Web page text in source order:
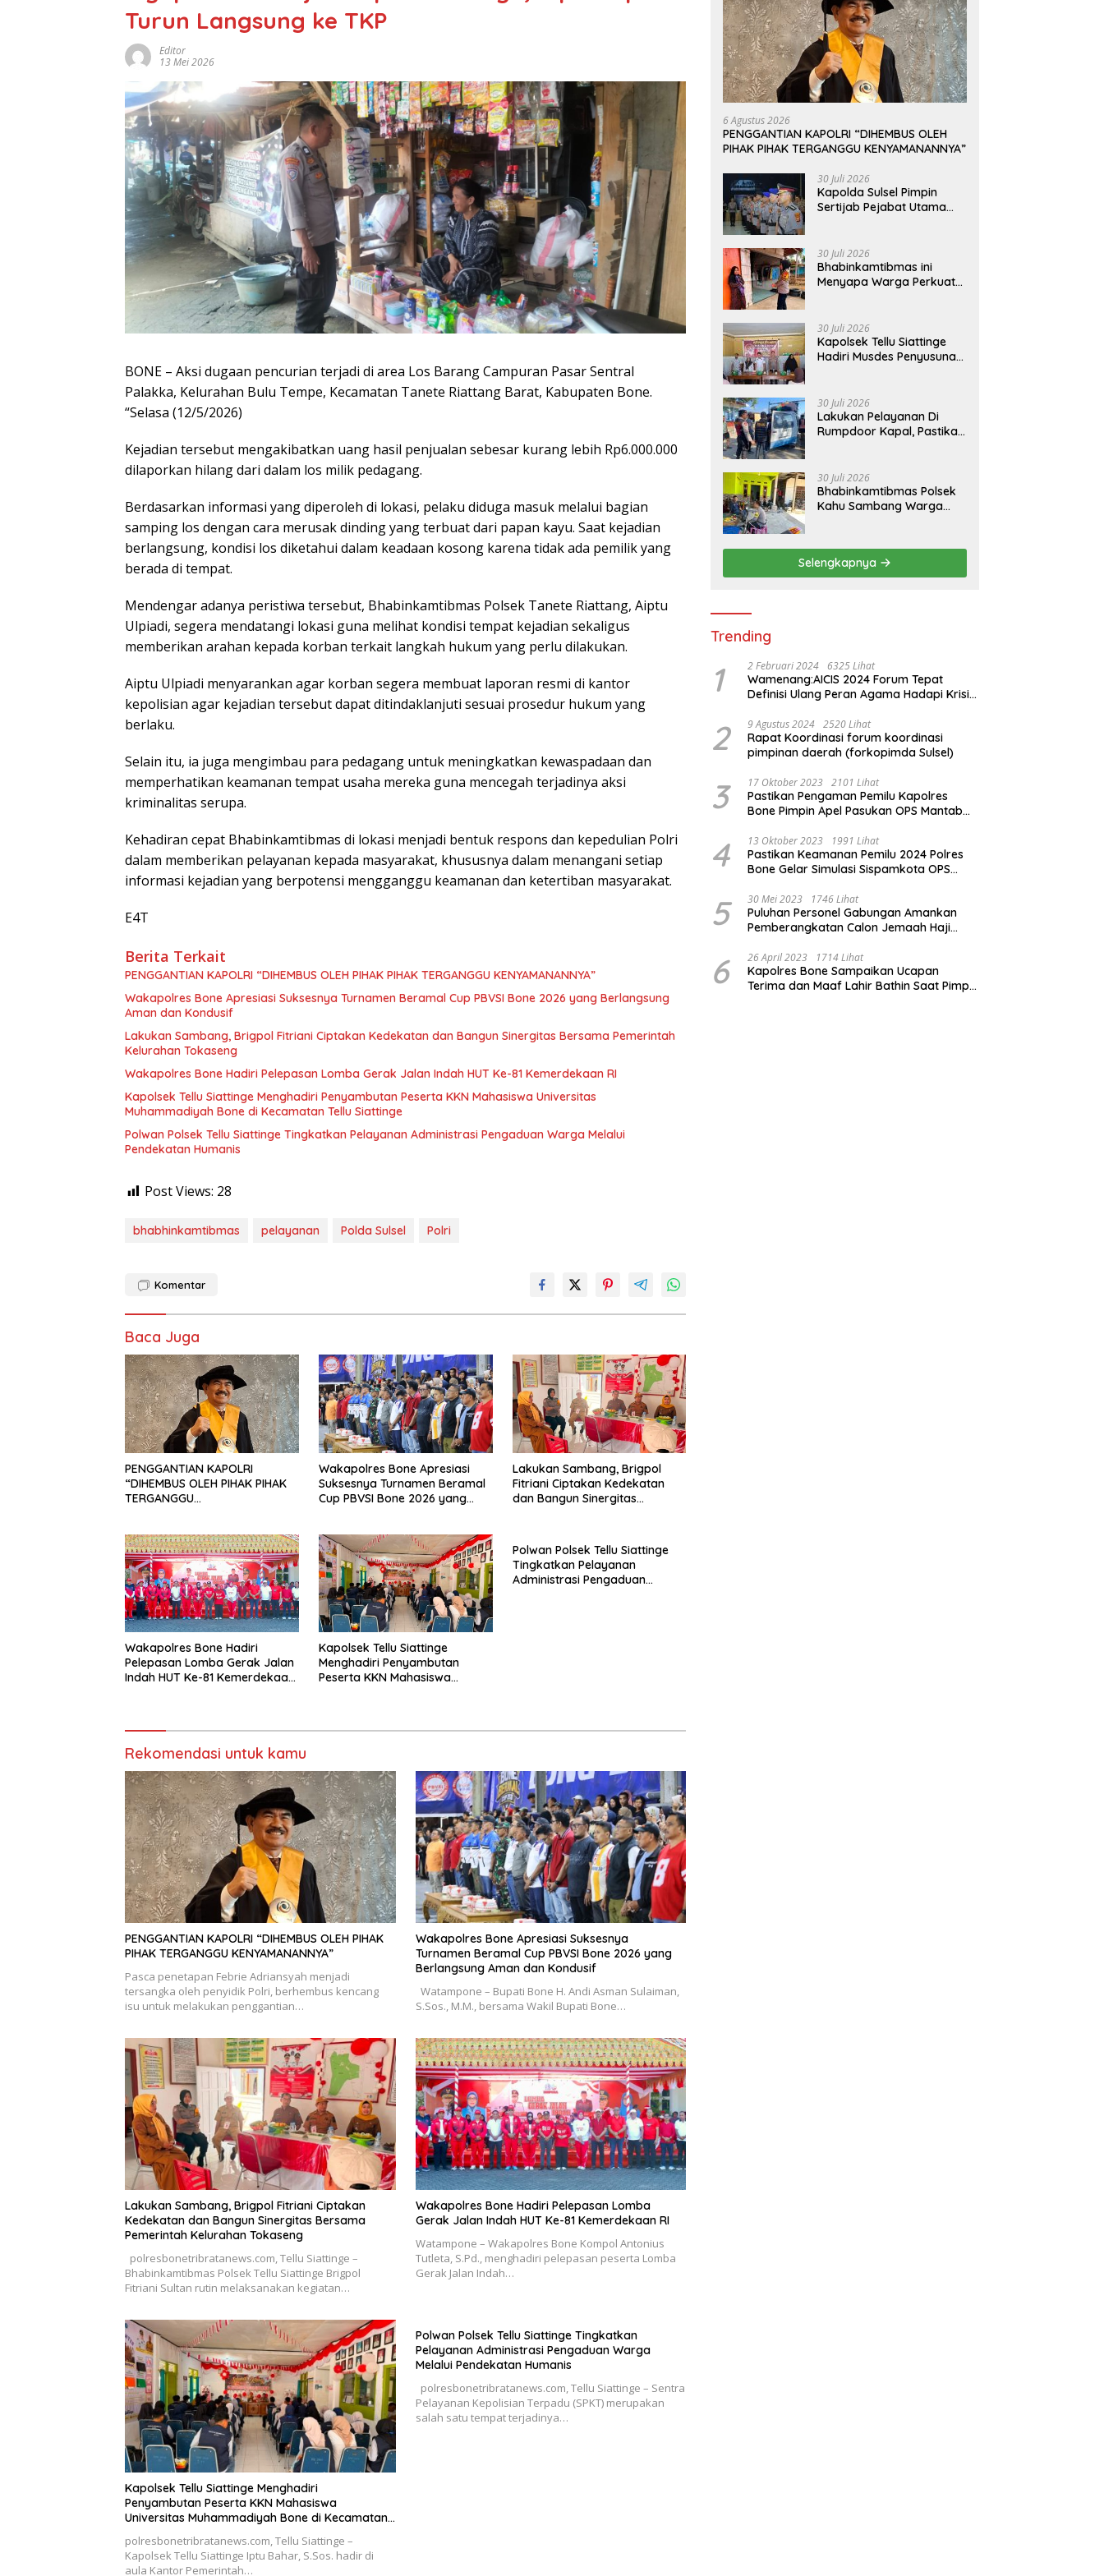
Turun Langsung ke TKP
Editor
13 Mei 2026
BONE – Aksi dugaan pencurian terjadi di area Los Barang Campuran Pasar Sentral
Palakka, Kelurahan Bulu Tempe, Kecamatan Tanete Riattang Barat, Kabupaten Bone.
“Selasa (12/5/2026)
Kejadian tersebut mengakibatkan uang hasil penjualan sebesar kurang lebih Rp6.000.000
dilaporkan hilang dari dalam los milik pedagang.
Berdasarkan informasi yang diperoleh di lokasi, pelaku diduga masuk melalui bagian
samping los dengan cara merusak dinding yang terbuat dari papan kayu. Saat kejadian
berlangsung, kondisi los diketahui dalam keadaan kosong karena tidak ada pemilik yang
berada di tempat.
Mendengar adanya peristiwa tersebut, Bhabinkamtibmas Polsek Tanete Riattang, Aiptu
Ulpiadi, segera mendatangi lokasi guna melihat kondisi tempat kejadian sekaligus
memberikan arahan kepada korban terkait langkah hukum yang perlu dilakukan.
Aiptu Ulpiadi menyarankan agar korban segera membuat laporan resmi di kantor
kepolisian agar kejadian tersebut dapat ditindaklanjuti sesuai prosedur hukum yang
berlaku.
Selain itu, ia juga mengimbau para pedagang untuk meningkatkan kewaspadaan dan
memperhatikan keamanan tempat usaha mereka guna mencegah terjadinya aksi
kriminalitas serupa.
Kehadiran cepat Bhabinkamtibmas di lokasi menjadi bentuk respons dan kepedulian Polri
dalam memberikan pelayanan kepada masyarakat, khususnya dalam menangani setiap
informasi kejadian yang berpotensi mengganggu keamanan dan ketertiban masyarakat.
E4T
Berita Terkait
PENGGANTIAN KAPOLRI “DIHEMBUS OLEH PIHAK PIHAK TERGANGGU KENYAMANANNYA”
Wakapolres Bone Apresiasi Suksesnya Turnamen Beramal Cup PBVSI Bone 2026 yang Berlangsung
Aman dan Kondusif
Lakukan Sambang, Brigpol Fitriani Ciptakan Kedekatan dan Bangun Sinergitas Bersama Pemerintah
Kelurahan Tokaseng
Wakapolres Bone Hadiri Pelepasan Lomba Gerak Jalan Indah HUT Ke-81 Kemerdekaan RI
Kapolsek Tellu Siattinge Menghadiri Penyambutan Peserta KKN Mahasiswa Universitas
Muhammadiyah Bone di Kecamatan Tellu Siattinge
Polwan Polsek Tellu Siattinge Tingkatkan Pelayanan Administrasi Pengaduan Warga Melalui
Pendekatan Humanis
Post Views: 28
bhabhinkamtibmas pelayanan Polda Sulsel Polri
Komentar
Baca Juga
PENGGANTIAN KAPOLRI
“DIHEMBUS OLEH PIHAK PIHAK
TERGANGGU
Wakapolres Bone Apresiasi
Suksesnya Turnamen Beramal
Cup PBVSI Bone 2026 yang
Lakukan Sambang, Brigpol
Fitriani Ciptakan Kedekatan
dan Bangun Sinergitas
Wakapolres Bone Hadiri
Pelepasan Lomba Gerak Jalan
Indah HUT Ke-81 Kemerdekaan
Kapolsek Tellu Siattinge
Menghadiri Penyambutan
Peserta KKN Mahasiswa
Polwan Polsek Tellu Siattinge
Tingkatkan Pelayanan
Administrasi Pengaduan
Rekomendasi untuk kamu
PENGGANTIAN KAPOLRI “DIHEMBUS OLEH PIHAK
PIHAK TERGANGGU KENYAMANANNYA”
Pasca penetapan Febrie Adriansyah menjadi
tersangka oleh penyidik Polri, berhembus kencang
isu untuk melakukan penggantian…
Wakapolres Bone Apresiasi Suksesnya
Turnamen Beramal Cup PBVSI Bone 2026 yang
Berlangsung Aman dan Kondusif
Watampone – Bupati Bone H. Andi Asman Sulaiman,
S.Sos., M.M., bersama Wakil Bupati Bone…
Lakukan Sambang, Brigpol Fitriani Ciptakan
Kedekatan dan Bangun Sinergitas Bersama
Pemerintah Kelurahan Tokaseng
polresbonetribratanews.com, Tellu Siattinge –
Bhabinkamtibmas Polsek Tellu Siattinge Brigpol
Fitriani Sultan rutin melaksanakan kegiatan…
Wakapolres Bone Hadiri Pelepasan Lomba
Gerak Jalan Indah HUT Ke-81 Kemerdekaan RI
Watampone – Wakapolres Bone Kompol Antonius
Tutleta, S.Pd., menghadiri pelepasan peserta Lomba
Gerak Jalan Indah…
Kapolsek Tellu Siattinge Menghadiri
Penyambutan Peserta KKN Mahasiswa
Universitas Muhammadiyah Bone di Kecamatan
polresbonetribratanews.com, Tellu Siattinge –
Kapolsek Tellu Siattinge Iptu Bahar, S.Sos. hadir di
aula Kantor Pemerintah…
Polwan Polsek Tellu Siattinge Tingkatkan
Pelayanan Administrasi Pengaduan Warga
Melalui Pendekatan Humanis
polresbonetribratanews.com, Tellu Siattinge – Sentra
Pelayanan Kepolisian Terpadu (SPKT) merupakan
salah satu tempat terjadinya…
6 Agustus 2026
PENGGANTIAN KAPOLRI “DIHEMBUS OLEH
PIHAK PIHAK TERGANGGU KENYAMANANNYA”
30 Juli 2026
Kapolda Sulsel Pimpin
Sertijab Pejabat Utama
Kapolresta Gowa
30 Juli 2026
Bhabinkamtibmas ini
Menyapa Warga Perkuat
30 Juli 2026
Kapolsek Tellu Siattinge
Hadiri Musdes Penyusunan
30 Juli 2026
Lakukan Pelayanan Di
Rumpdoor Kapal, Pastikan
30 Juli 2026
Bhabinkamtibmas Polsek
Kahu Sambang Warga
Selengkapnya
Trending
1 2 Februari 2024 6325 Lihat
Wamenang:AICIS 2024 Forum Tepat
Definisi Ulang Peran Agama Hadapi Krisis
2 9 Agustus 2024 2520 Lihat
Rapat Koordinasi forum koordinasi
pimpinan daerah (forkopimda Sulsel)
3 17 Oktober 2023 2101 Lihat
Pastikan Pengaman Pemilu Kapolres
Bone Pimpin Apel Pasukan OPS Mantab
4 13 Oktober 2023 1991 Lihat
Pastikan Keamanan Pemilu 2024 Polres
Bone Gelar Simulasi Sispamkota OPS
5 30 Mei 2023 1746 Lihat
Puluhan Personel Gabungan Amankan
Pemberangkatan Calon Jemaah Haji
6 26 April 2023 1714 Lihat
Kapolres Bone Sampaikan Ucapan
Terima dan Maaf Lahir Bathin Saat Pimpin